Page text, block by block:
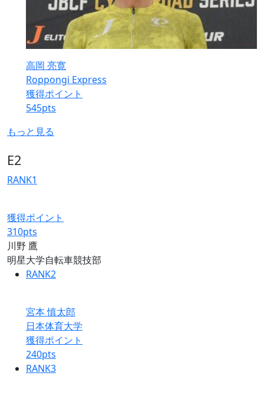
高岡 亮寛
Roppongi Express
獲得ポイント
545pts
もっと見る
E2
RANK1
獲得ポイント
310pts
川野 鷹
明星大学自転車競技部
RANK2
宮本 慎太郎
日本体育大学
獲得ポイント
240pts
RANK3